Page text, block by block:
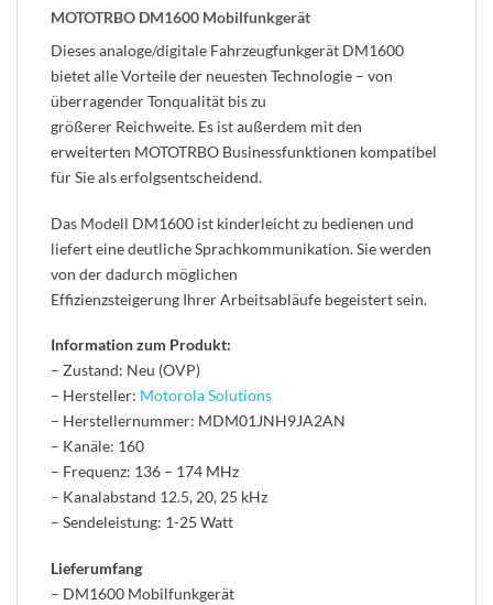
MOTOTRBO DM1600 Mobilfunkgerät
Dieses analoge/digitale Fahrzeugfunkgerät DM1600
bietet alle Vorteile der neuesten Technologie – von
überragender Tonqualität bis zu
größerer Reichweite. Es ist außerdem mit den
erweiterten MOTOTRBO Businessfunktionen kompatibel
für Sie als erfolgsentscheidend.
Das Modell DM1600 ist kinderleicht zu bedienen und
liefert eine deutliche Sprachkommunikation. Sie werden
von der dadurch möglichen
Effizienzsteigerung Ihrer Arbeitsabläufe begeistert sein.
Information zum Produkt:
– Zustand: Neu (OVP)
– Hersteller: Motorola Solutions
– Herstellernummer: MDM01JNH9JA2AN
– Kanäle: 160
– Frequenz: 136 – 174 MHz
– Kanalabstand 12.5, 20, 25 kHz
– Sendeleistung: 1-25 Watt
Lieferumfang
– DM1600 Mobilfunkgerät